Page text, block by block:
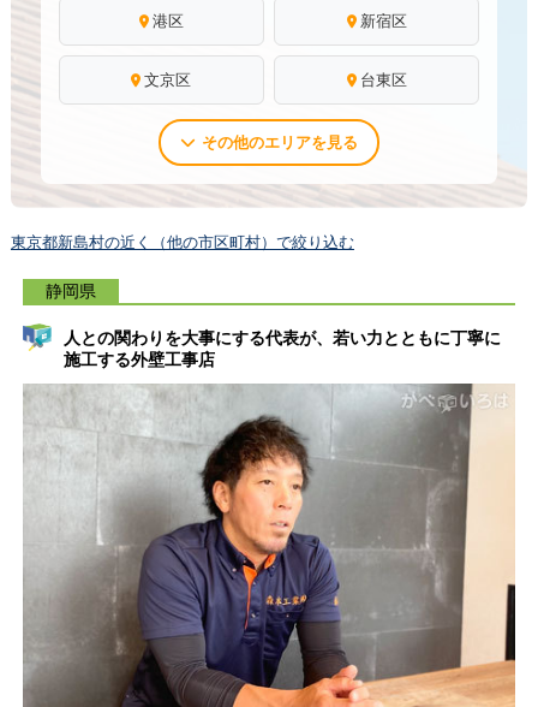
港区 新宿区
文京区 台東区
その他のエリアを見る
東京都新島村の近く（他の市区町村）で絞り込む
静岡県
人との関わりを大事にする代表が、若い力とともに丁寧に
施工する外壁工事店